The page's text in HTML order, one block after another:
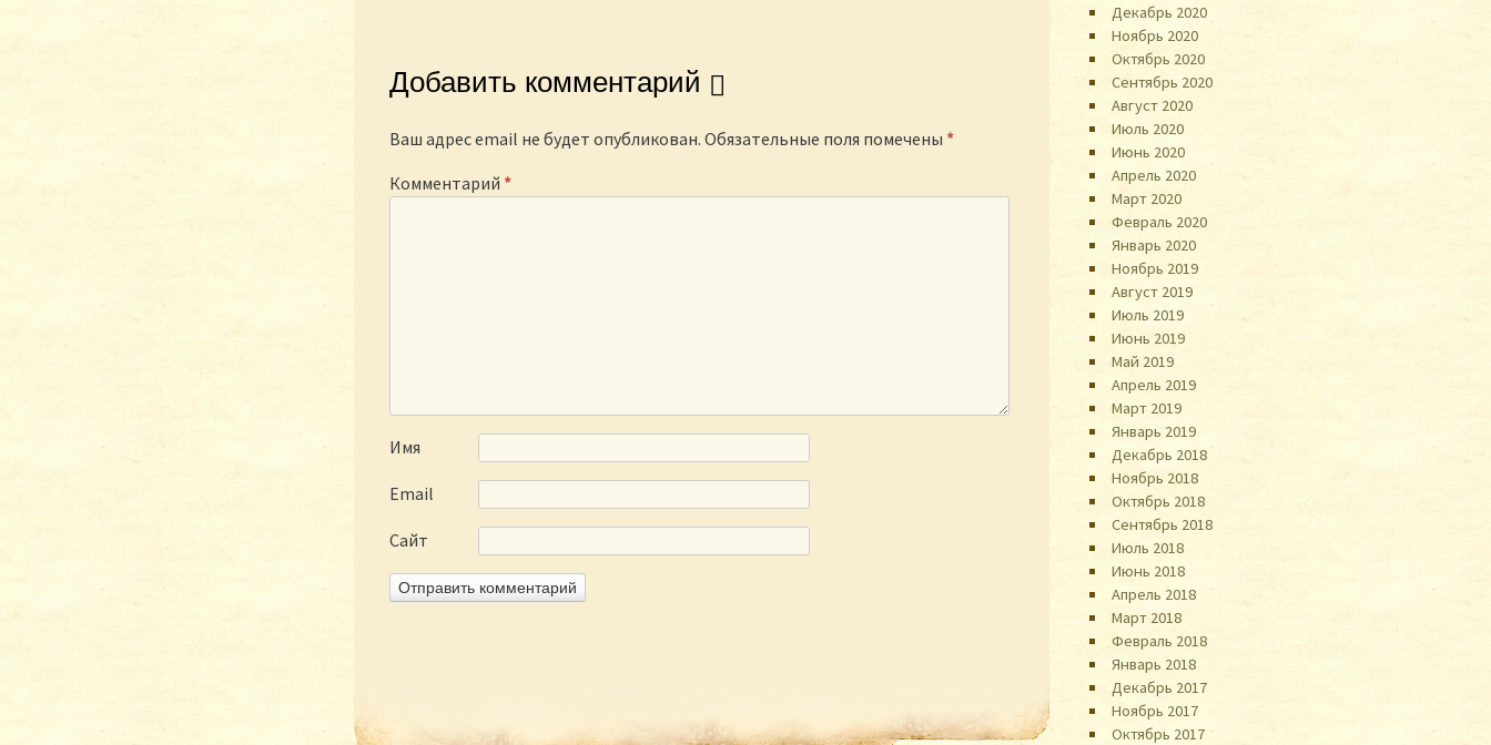
Добавить комментарий
Ваш адрес email не будет опубликован. Обязательные поля помечены *
Комментарий *
Имя
Email
Сайт
Декабрь 2020
Ноябрь 2020
Октябрь 2020
Сентябрь 2020
Август 2020
Июль 2020
Июнь 2020
Апрель 2020
Март 2020
Февраль 2020
Январь 2020
Ноябрь 2019
Август 2019
Июль 2019
Июнь 2019
Май 2019
Апрель 2019
Март 2019
Январь 2019
Декабрь 2018
Ноябрь 2018
Октябрь 2018
Сентябрь 2018
Июль 2018
Июнь 2018
Апрель 2018
Март 2018
Февраль 2018
Январь 2018
Декабрь 2017
Ноябрь 2017
Октябрь 2017